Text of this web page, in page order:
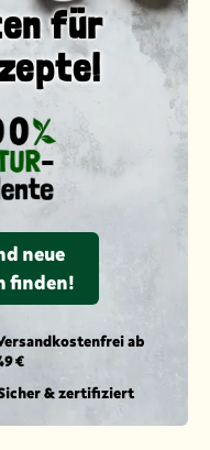
für
neue
finden!
ab
€
& zertifiziert